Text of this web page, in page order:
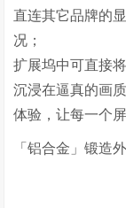
直连其它品牌的
况；
扩展坞中可直接
沉浸在逼真的画
体验，让每一个
「铝合金」锻造